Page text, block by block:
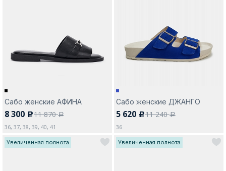
Сабо женские АФИНА
8 300 c11 870a
36, 37, 38, 39, 40, 41
Сабо женские ДЖАНГО
5 620 c11 240a
36
Увеличенная полнота Увеличенная полнота